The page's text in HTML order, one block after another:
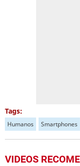
Tags:
Humanos Smartphones
VIDEOS